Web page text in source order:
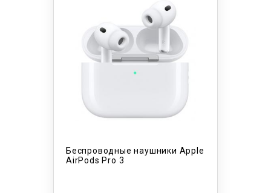
Беспроводные наушники Apple
AirPods Pro 3